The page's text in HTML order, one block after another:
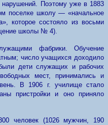
нарушений. Поэтому уже в 1883
поселке школу — «начальное
которое состояло из восьми
школы № 4).
фабрики. Обучение
число учащихся доходило
дети служащих и рабочих
мест, принимались и
В 1906 г. училище стало
пристройки и оно приняло
человек (1026 мужчин, 190